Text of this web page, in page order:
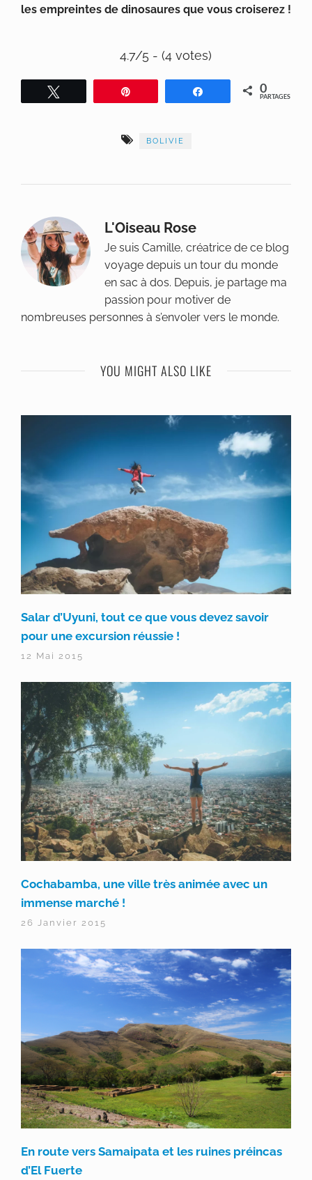
les empreintes de dinosaures que vous croiserez !
4.7/5 - (4 votes)
Partagez 0
PARTAGES
BOLIVIE
L'Oiseau Rose
Je suis Camille, créatrice de ce blog
voyage depuis un tour du monde
en sac à dos. Depuis, je partage ma
passion pour motiver de
nombreuses personnes à s’envoler vers le monde.
YOU MIGHT ALSO LIKE
Salar d’Uyuni, tout ce que vous devez savoir
pour une excursion réussie !
12 Mai 2015
Cochabamba, une ville très animée avec un
immense marché !
26 Janvier 2015
En route vers Samaipata et les ruines préincas
d’El Fuerte